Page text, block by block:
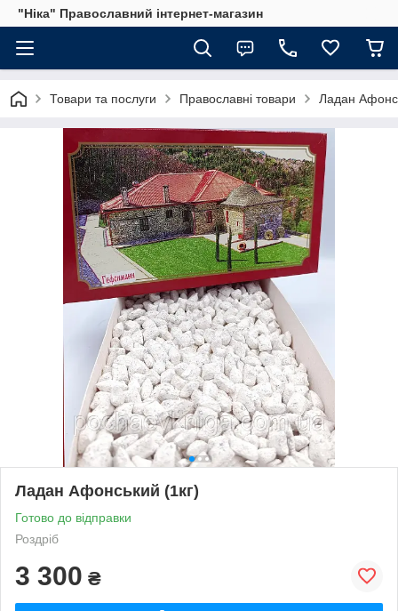
"Ніка" Православний інтернет-магазин
Товари та послуги Православні товари Ладан
Ладан Афонський (1кг)
Готово до відправки
Роздріб
3 300 ₴